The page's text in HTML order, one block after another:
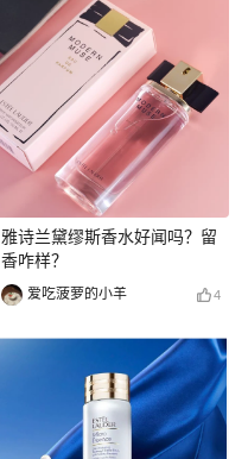
雅诗兰黛缪斯香水好闻吗？留
香咋样？
爱吃菠萝的小羊 4